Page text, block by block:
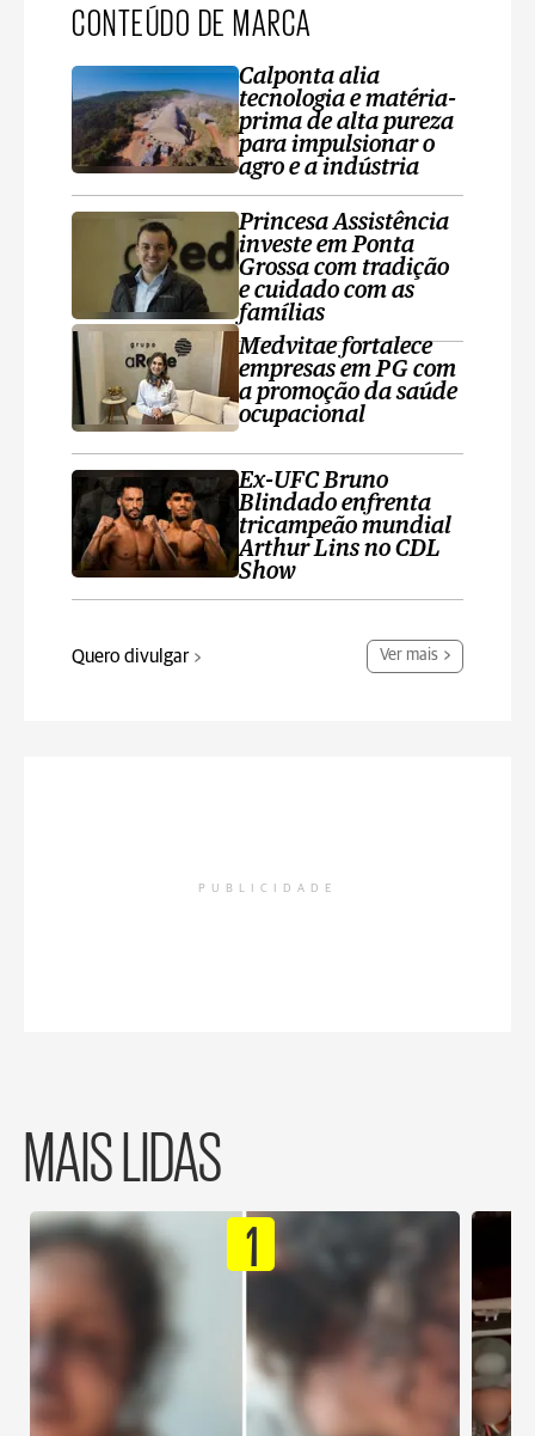
CONTEÚDO DE MARCA
Calponta alia
tecnologia e matéria-
prima de alta pureza
para impulsionar o
agro e a indústria
Princesa Assistência
investe em Ponta
Grossa com tradição
e cuidado com as
famílias
Medvitae fortalece
empresas em PG com
a promoção da saúde
ocupacional
Ex-UFC Bruno
Blindado enfrenta
tricampeão mundial
Arthur Lins no CDL
Show
Quero divulgar Ver mais
PUBLICIDADE
MAIS LIDAS
1